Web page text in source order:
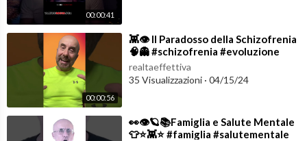
00:00:41
00:00:56
⁣👾👁️ Il Paradosso della Schizofrenia
🧠👻 #schizofrenia #evoluzione
realtaeffettiva
35 Visualizzazioni · 04/15/24
⁣👀👁️🪐📚Famiglia e Salute Mentale
👕⭐️👾⭐️ #famiglia #salutementale